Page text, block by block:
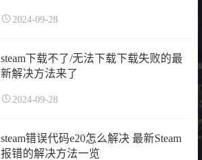
2024-09-28
steam下载不了/无法下载下载失败的最
新解决方法来了
2024-09-28
steam错误代码e20怎么解决 最新Steam
报错的解决方法一览